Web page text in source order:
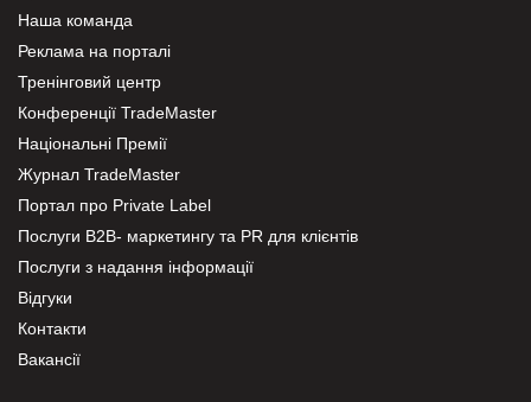
Наша команда
Реклама на порталі
Тренінговий центр
Конференції TradeMaster
Національні Премії
Журнал TradeMaster
Портал про Private Label
Послуги В2В- маркетингу та PR для клієнтів
Послуги з надання інформації
Відгуки
Контакти
Вакансії